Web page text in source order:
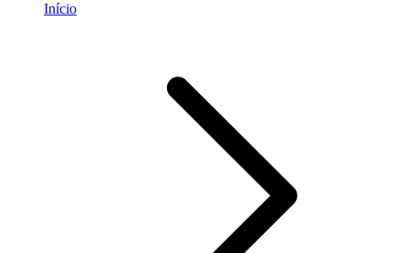
Início